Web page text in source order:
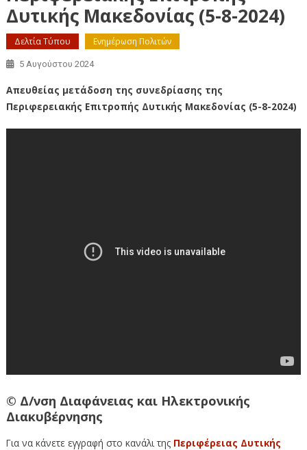
Δυτικής Μακεδονίας (5-8-2024)
Δελτία Τύπου Ενημέρωση Πολιτών
5 Αυγούστου 2024
Απευθείας μετάδοση της συνεδρίασης της
Περιφερειακής Επιτροπής Δυτικής Μακεδονίας (5-8-2024)
© Δ/νση Διαφάνειας και Ηλεκτρονικής
Διακυβέρνησης
Για να κάνετε εγγραφή στο κανάλι της Περιφέρειας Δυτικής